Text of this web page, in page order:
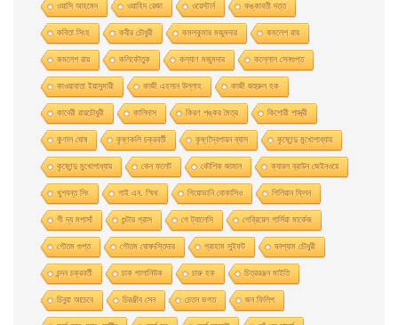
ওয়াসি আহমেদ ওয়াহিদ রেজা ওয়েস্টার্ন কঙ্কাবতী দত্ত
কবিতা সিংহ কবীর চৌধুরী কমলকুমার মজুমদার কমলেশ রায়
কমলেশ রায় কলিকৌতুক কল্যাণ মজুমদার কল্লোল সেনগুপ্ত
কাওয়াবাতা ইয়াসুমারী কাজী এহসান উল্লাহ কাজী জহুরুল হক
কাবেরী রায়চৌধুরী কালিদাস কিরণ শঙ্কর মৈত্র কিশোরী শাস্ত্রী
কুণাল ঘোষ কৃষ্ণকলি চক্রবর্তী কৃষ্ণদ্বৈপায়ন ব্যাস কৃষ্ণেন্দু মুখােপাধ্যায়
কৃষ্ণেন্দু মুখোপাধ্যায় কেন ফলেট কৌশিক জামান ক্যারল ব্রাউন জেইনওয়ে
খুশবন্ত সিং গাই এন. স্মিথ গিয়ােভানি বােকাসিও গিলিয়ান ফ্লিন
গী দ্য মপাসাঁ গুন্টার গ্রাস গে ট্যালেসি গেব্রিয়েল গার্সিয়া মার্কেজ
গৌতম গুপ্ত গৌতম ঘোষদস্তিদার গ্রাহাম সুইফট ঘনশ্যাম চৌধুরী
চন্দন চক্রবর্তী চাক পালানিউক চারু হক চিত্ররঞ্জন মাইতি
চিনুয়া আচেবে চিরঞ্জীব সেন চেতন ভগত জন ফিলিপ